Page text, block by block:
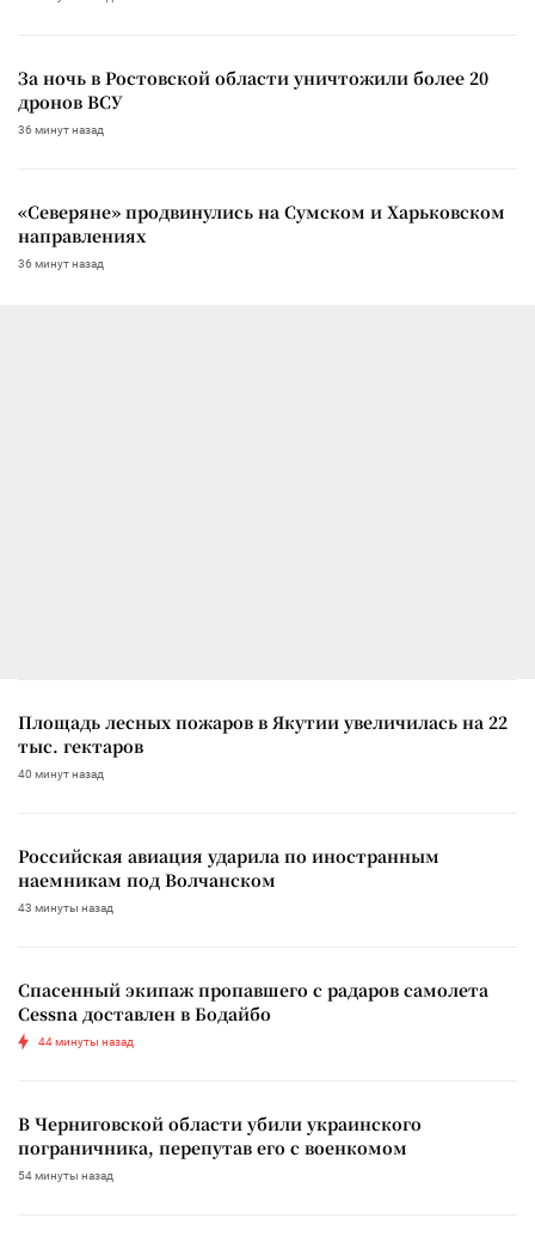
За ночь в Ростовской области уничтожили более 20
дронов ВСУ
36 минут назад
«Северяне» продвинулись на Сумском и Харьковском
направлениях
36 минут назад
Площадь лесных пожаров в Якутии увеличилась на 22
тыс. гектаров
40 минут назад
Российская авиация ударила по иностранным
наемникам под Волчанском
43 минуты назад
Спасенный экипаж пропавшего с радаров самолета
Cessna доставлен в Бодайбо
44 минуты назад
В Черниговской области убили украинского
пограничника, перепутав его с военкомом
54 минуты назад